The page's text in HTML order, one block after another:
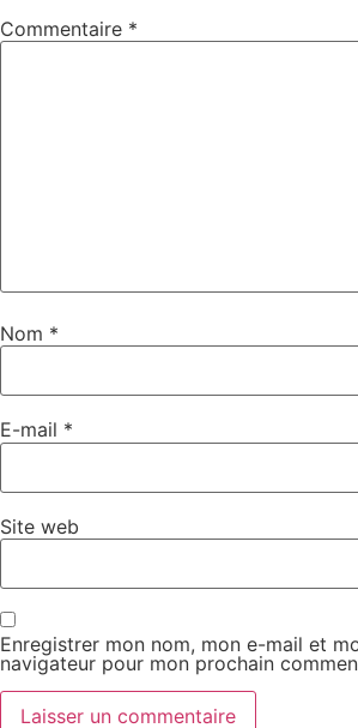
Commentaire *
Nom *
E-mail *
Site web
Enregistrer mon nom, mon e-mail et
navigateur pour mon prochain